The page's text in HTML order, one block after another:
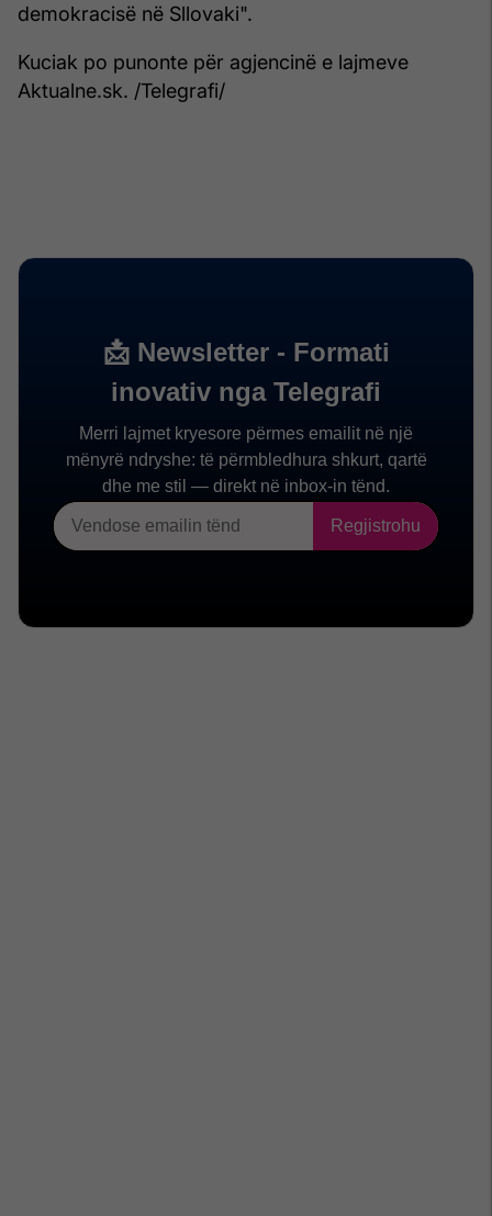
demokracisë në Sllovaki".
Kuciak po punonte për agjencinë e lajmeve
Aktualne.sk. /Telegrafi/